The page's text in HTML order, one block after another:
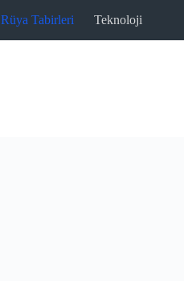
Rüya Tabirleri Teknoloji